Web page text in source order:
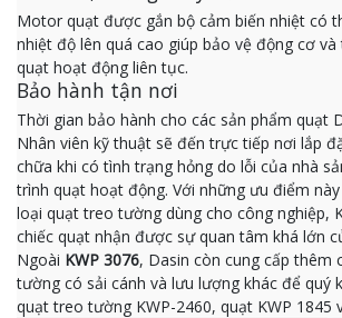
Motor quạt được gắn bộ cảm biến nhiệt có
nhiệt độ lên quá cao giúp bảo vệ động cơ và
quạt hoạt động liên tục.
Bảo hành tận nơi
Thời gian bảo hành cho các sản phẩm quạt
Nhân viên kỹ thuật sẽ đến trực tiếp nơi lắp
chữa khi có tình trạng hỏng do lỗi của nhà
trình quạt hoạt động. Với những ưu điểm
loại quạt treo tường dùng cho công nghiệp,
chiếc quạt nhận được sự quan tâm khá lớn
Ngoài KWP 3076, Dasin còn cung cấp thêm
tường có sải cánh và lưu lượng khác để quý
quạt treo tường KWP-2460, quạt KWP 1845